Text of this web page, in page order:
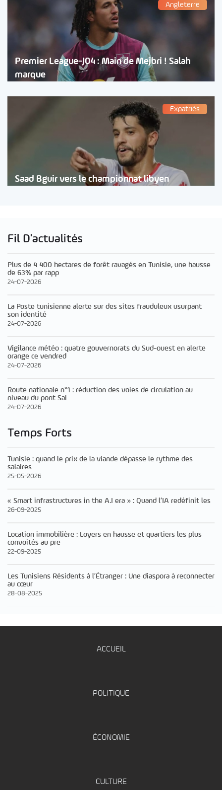
Angleterre
Premier League-J04 : Main de Mejbri ! Salah
marque
Expatriés
Saad Bguir vers le championnat libyen
Fil D'actualités
Plus de 4 400 hectares de forêt ravagés en Tunisie, une hausse
de 63% par rapp
24-07-2026
La Poste tunisienne alerte sur des sites frauduleux usurpant
son identité
24-07-2026
Vigilance météo : quatre gouvernorats du Sud-ouest en alerte
orange ce vendred
24-07-2026
Route nationale n°1 : réduction des voies de circulation au
niveau du pont Sai
24-07-2026
Temps Forts
Tunisie : quand le prix de la viande dépasse le rythme des
salaires
25-05-2026
« Smart infrastructures in the A.I era » : Quand l’IA redéfinit les
26-09-2025
Location immobilière : Loyers en hausse et quartiers les plus
convoités au pre
22-09-2025
Les Tunisiens Résidents à l’Étranger : Une diaspora à reconnecter
au cœur
28-08-2025
ACCUEIL
POLITIQUE
ÉCONOMIE
CULTURE